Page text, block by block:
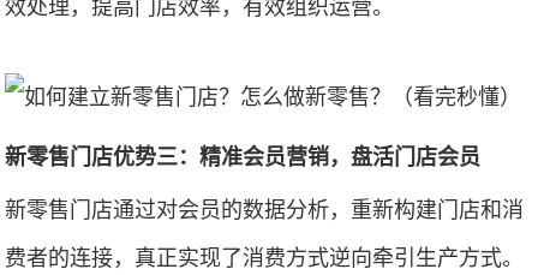
效处理，提高门店效率，有效组织运营。
新零售门店优势三：精准会员营销，盘活门店会员
新零售门店通过对会员的数据分析，重新构建门店和消
费者的连接，真正实现了消费方式逆向牵引生产方式。